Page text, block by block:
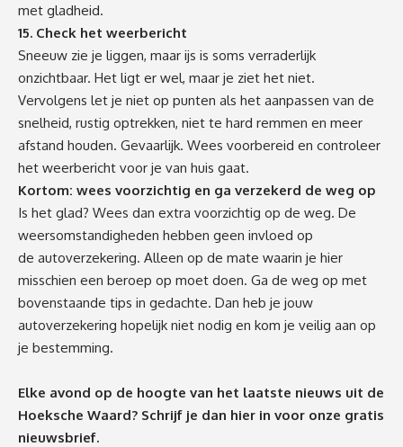
met gladheid.
15. Check het weerbericht
Sneeuw zie je liggen, maar ijs is soms verraderlijk
onzichtbaar. Het ligt er wel, maar je ziet het niet.
Vervolgens let je niet op punten als het aanpassen van de
snelheid, rustig optrekken, niet te hard remmen en meer
afstand houden. Gevaarlijk. Wees voorbereid en controleer
het weerbericht voor je van huis gaat.
Kortom: wees voorzichtig en ga verzekerd de weg op
Is het glad? Wees dan extra voorzichtig op de weg. De
weersomstandigheden hebben geen invloed op
de autoverzekering. Alleen op de mate waarin je hier
misschien een beroep op moet doen. Ga de weg op met
bovenstaande tips in gedachte. Dan heb je jouw
autoverzekering hopelijk niet nodig en kom je veilig aan op
je bestemming.
Elke avond op de hoogte van het laatste nieuws uit de
Hoeksche Waard? Schrijf je dan hier in voor onze gratis
nieuwsbrief.